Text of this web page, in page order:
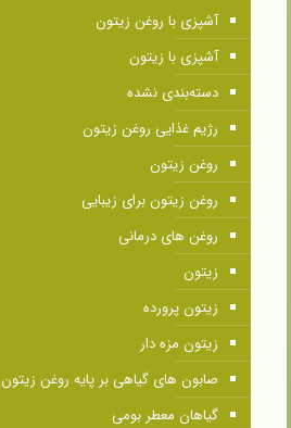
آشپزی با روغن زیتون
آشپزی با زیتون
دسته‌بندی نشده
رژیم غذایی روغن زیتون
روغن زیتون
روغن زیتون برای زیبایی
روغن های درمانی
زیتون
زیتون پرورده
زیتون مزه دار
صابون های گیاهی بر پایه روغن زیتون
گیاهان معطر بومی